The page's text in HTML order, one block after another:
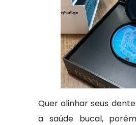
Quer alinhar seus
a saúde bucal,